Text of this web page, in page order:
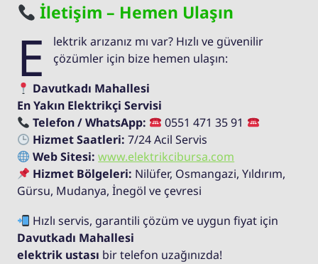
İletişim – Hemen Ulaşın
E
lektrik arızanız mı var? Hızlı ve güvenilir
çözümler için bize hemen ulaşın:
Davutkadı Mahallesi
En Yakın Elektrikçi Servisi
Telefon / WhatsApp:
0551 471 35 91
Hizmet Saatleri: 7/24 Acil Servis
Web Sitesi: www.elektrikcibursa.com
Hizmet Bölgeleri: Nilüfer, Osmangazi, Yıldırım,
Gürsu, Mudanya, İnegöl ve çevresi
Hızlı servis, garantili çözüm ve uygun fiyat için
Davutkadı Mahallesi
elektrik ustası bir telefon uzağınızda!